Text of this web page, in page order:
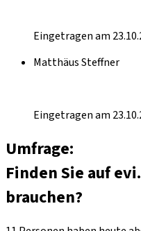
Eingetragen am
Matthäus Steffner
Eingetragen am
Umfrage:
Finden Sie auf
brauchen?